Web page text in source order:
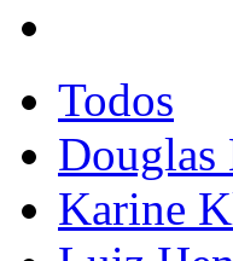
Todos
Douglas
Karine